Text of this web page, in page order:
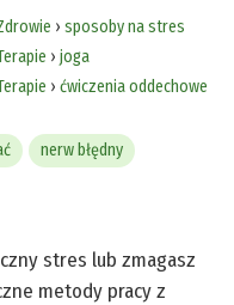
› sposoby na stres
› joga
› ćwiczenia oddechowe
nerw błędny
stres lub zmagasz
metody pracy z